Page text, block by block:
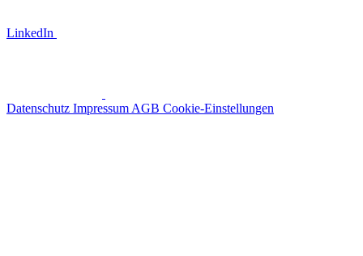
LinkedIn
Datenschutz Impressum AGB Cookie-Einstellungen